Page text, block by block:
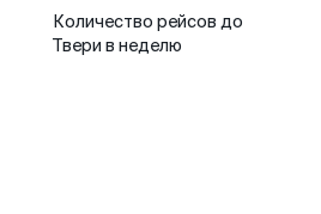
Количество рейсов до
Твери в неделю